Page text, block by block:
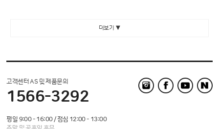
더보기 ▼
고객센터 AS 및 제품문의
1566-3292
평일 9:00 - 16:00 / 점심 12:00 - 13:00